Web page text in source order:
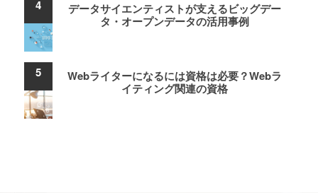
データサイエンティストが支えるビッグデー
タ・オープンデータの活用事例
Webライターになるには資格は必要？Webラ
イティング関連の資格